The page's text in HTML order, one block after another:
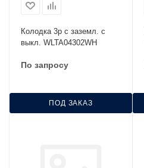
Колодка 3р с заземл. с
выкл. WLTA04302WH
По запросу
ПОД ЗАКАЗ